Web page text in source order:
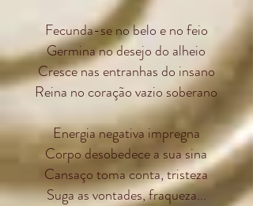
Fecunda-se no belo e no feio
Germina no desejo do alheio
Cresce nas entranhas do insano
Reina no coração vazio soberano
Energia negativa impregna
Corpo desobedece a sua sina
Cansaço toma conta, tristeza
Suga as vontades, fraqueza...